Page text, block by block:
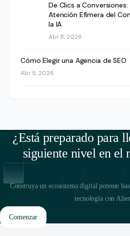
De Clics a
Atención Efímera del
la IA
Abr 8, 2026
Cómo Elegir una Agencia de SEO
Abr 5, 2026
¿Está preparado para
siguiente nivel en el
Construya un ecosistema digital potente
tecnología con
Comenzar